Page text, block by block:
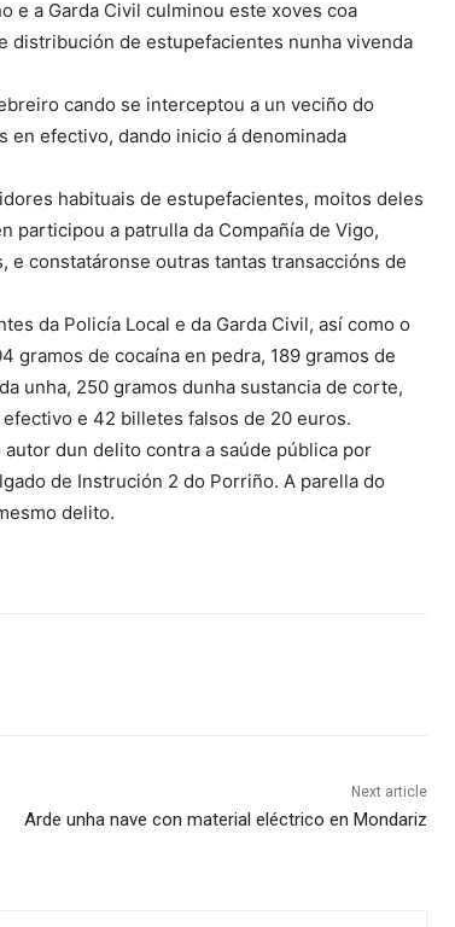
e a Garda Civil culminou este xoves coa
distribución de estupefacientes nunha vivenda
cando se interceptou a un veciño do
en efectivo, dando inicio á denominada
habituais de estupefacientes, moitos deles
participou a patrulla da Compañía de Vigo,
e constatáronse outras tantas transaccións de
da Policía Local e da Garda Civil, así como o
gramos de cocaína en pedra, 189 gramos de
unha, 250 gramos dunha sustancia de corte,
e 42 billetes falsos de 20 euros.
dun delito contra a saúde pública por
de Instrución 2 do Porriño. A parella do
delito.
Next article
Arde unha nave con material eléctrico en Mondariz